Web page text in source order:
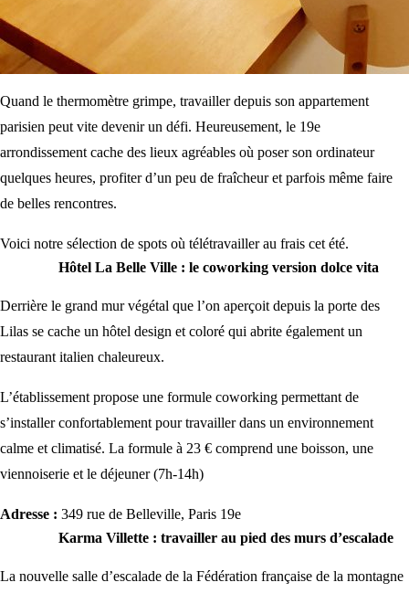
Quand le thermomètre grimpe, travailler depuis son appartement
parisien peut vite devenir un défi. Heureusement, le 19e
arrondissement cache des lieux agréables où poser son ordinateur
quelques heures, profiter d’un peu de fraîcheur et parfois même faire
de belles rencontres.
Voici notre sélection de spots où télétravailler au frais cet été.
Hôtel La Belle Ville : le coworking version dolce vita
Derrière le grand mur végétal que l’on aperçoit depuis la porte des
Lilas se cache un hôtel design et coloré qui abrite également un
restaurant italien chaleureux.
L’établissement propose une formule coworking permettant de
s’installer confortablement pour travailler dans un environnement
calme et climatisé. La formule à 23 € comprend une boisson, une
viennoiserie et le déjeuner (7h-14h)
Adresse : 349 rue de Belleville, Paris 19e
Karma Villette : travailler au pied des murs d’escalade
La nouvelle salle d’escalade de la Fédération française de la montagne